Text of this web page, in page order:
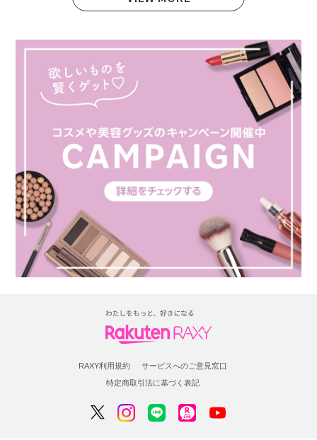
RAXY利用規約
サービスへのご意見窓口
特定商取引法に基づく表記